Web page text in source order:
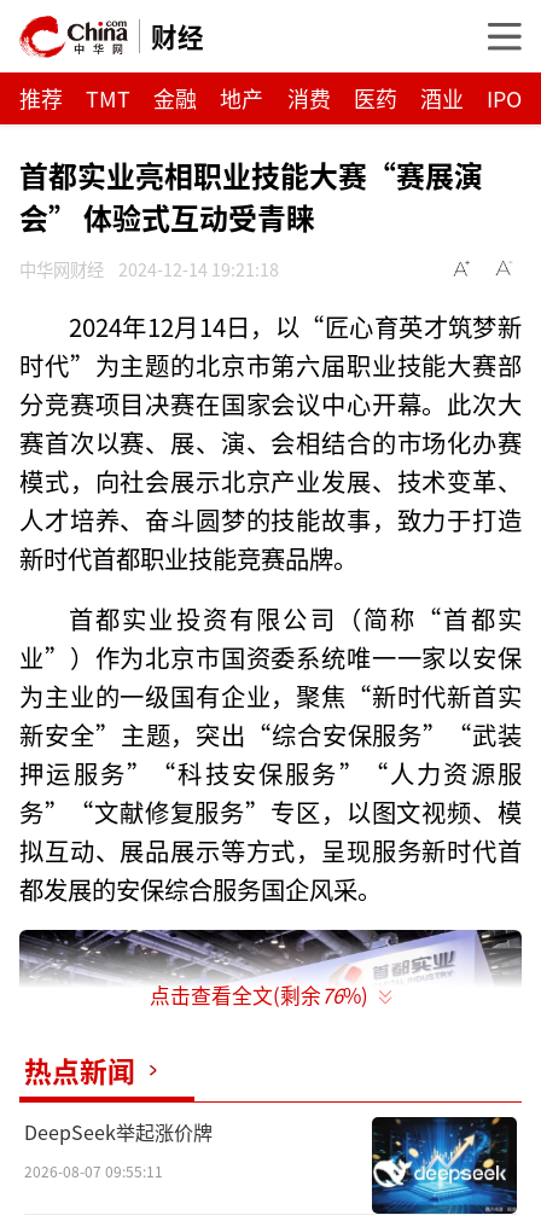
财经
推荐 TMT 金融 地产 消费 医药 酒业 IPO
首都实业亮相职业技能大赛“赛展演
会” 体验式互动受青睐
中华网财经 2024-12-14 19:21:18
2024年12月14日，以“匠心育英才筑梦新
时代”为主题的北京市第六届职业技能大赛部
分竞赛项目决赛在国家会议中心开幕。此次大
赛首次以赛、展、演、会相结合的市场化办赛
模式，向社会展示北京产业发展、技术变革、
人才培养、奋斗圆梦的技能故事，致力于打造
新时代首都职业技能竞赛品牌。
首都实业投资有限公司（简称“首都实
业”）作为北京市国资委系统唯一一家以安保
为主业的一级国有企业，聚焦“新时代新首实
新安全”主题，突出“综合安保服务”“武装
押运服务”“科技安保服务”“人力资源服
务”“文献修复服务”专区，以图文视频、模
拟互动、展品展示等方式，呈现服务新时代首
都发展的安保综合服务国企风采。
点击查看全文(剩余76%)
热点新闻
DeepSeek举起涨价牌
2026-08-07 09:55:11